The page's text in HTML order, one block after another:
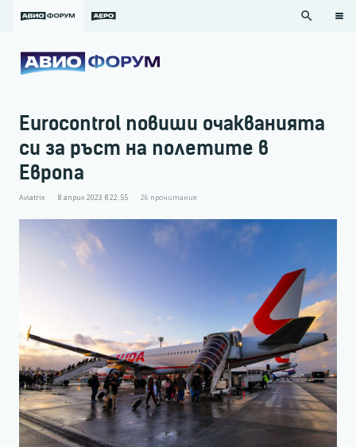
search
Eurocontrol повиши очакванията
си за ръст на полетите в
Европа
Aviatrix 8 април 2023 в 22:55 26 прочитания